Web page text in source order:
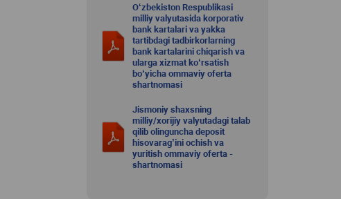
O‘zbekiston Respublikasi
milliy valyutasida korporativ
bank kartalari va yakka
tartibdagi tadbirkorlarning
bank kartalarini chiqarish va
ularga xizmat ko‘rsatish
bo‘yicha ommaviy oferta
shartnomasi
Jismoniy shaxsning
milliy/xorijiy valyutadagi talab
qilib olinguncha deposit
hisovarag’ini ochish va
yuritish ommaviy oferta -
shartnomasi